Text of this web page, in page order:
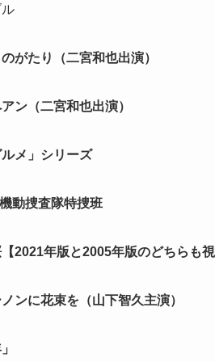
ル
がたり（二宮和也出演）
ン（二宮和也出演）
ルメ」シリーズ
動捜査隊特捜班
【2021年版と2005年版のどちらも視
ンに花束を（山下智久主演）